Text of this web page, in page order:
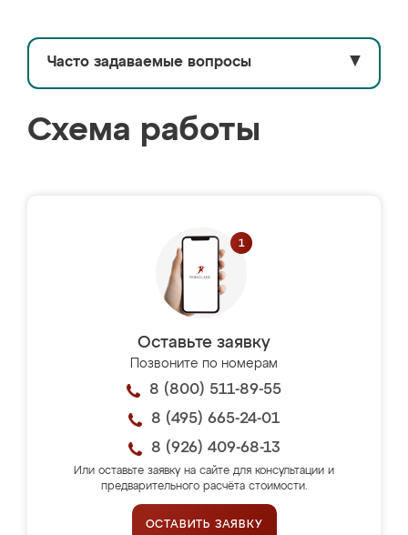
Часто задаваемые вопросы ▼
Схема работы
Оставьте заявку
Позвоните по номерам
8 (800) 511-89-55
8 (495) 665-24-01
8 (926) 409-68-13
Или оставьте заявку на сайте для консультации и
предварительного расчёта стоимости.
ОСТАВИТЬ ЗАЯВКУ